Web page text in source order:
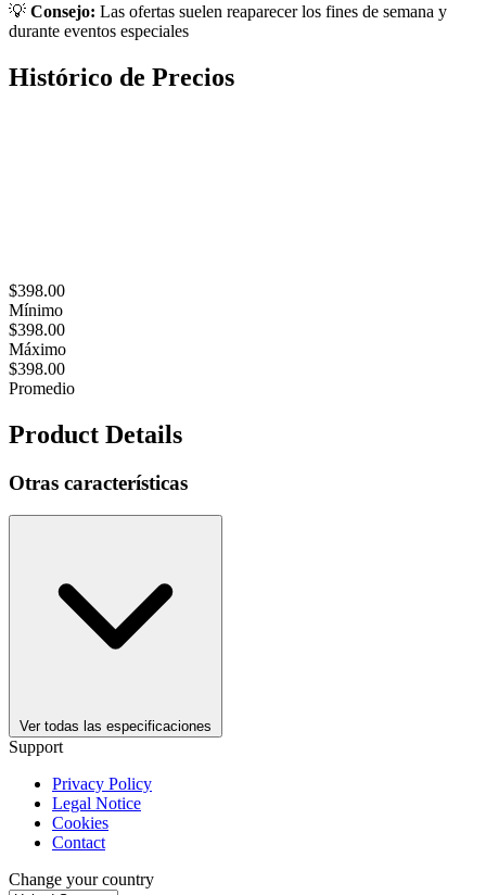
💡 Consejo: Las ofertas suelen reaparecer los fines de semana y
durante eventos especiales
Histórico de Precios
$398.00
Mínimo
$398.00
Máximo
$398.00
Promedio
Product Details
Otras características
Ver todas las especificaciones
Support
Privacy Policy
Legal Notice
Cookies
Contact
Change your country